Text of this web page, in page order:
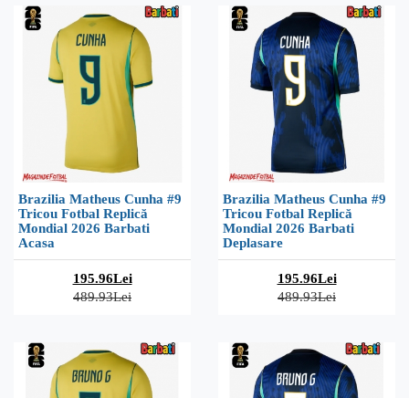
Brazilia Matheus Cunha #9
Tricou Fotbal Replică
Mondial 2026 Barbati
Acasa
195.96Lei
489.93Lei
Brazilia Matheus Cunha #9
Tricou Fotbal Replică
Mondial 2026 Barbati
Deplasare
195.96Lei
489.93Lei